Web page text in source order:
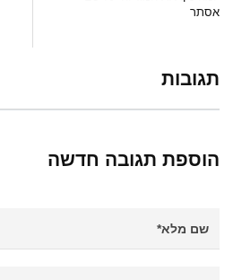
אסתר
תגובות
הוספת תגובה חדשה